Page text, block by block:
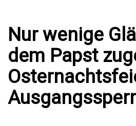
Nur wenige
dem Papst